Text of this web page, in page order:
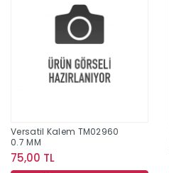
Versatil Kalem TM02960
0.7 MM
75,00 TL